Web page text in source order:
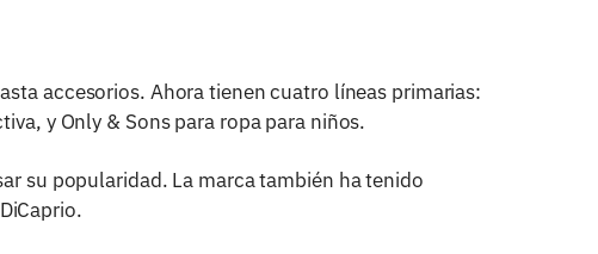
accesorios. Ahora tienen cuatro líneas primarias:
y Only & Sons para ropa para niños.
su popularidad. La marca también ha tenido